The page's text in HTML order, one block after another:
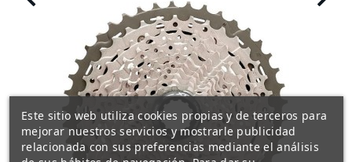
Este sitio web utiliza cookies propias y de terceros para
mejorar nuestros servicios y mostrarle publicidad
relacionada con sus preferencias mediante el análisis